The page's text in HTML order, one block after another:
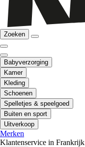
Zoeken
Babyverzorging
Kamer
Kleding
Schoenen
Spelletjes & speelgoed
Buiten en sport
Uitverkoop
Merken
Klantenservice in Frankrijk